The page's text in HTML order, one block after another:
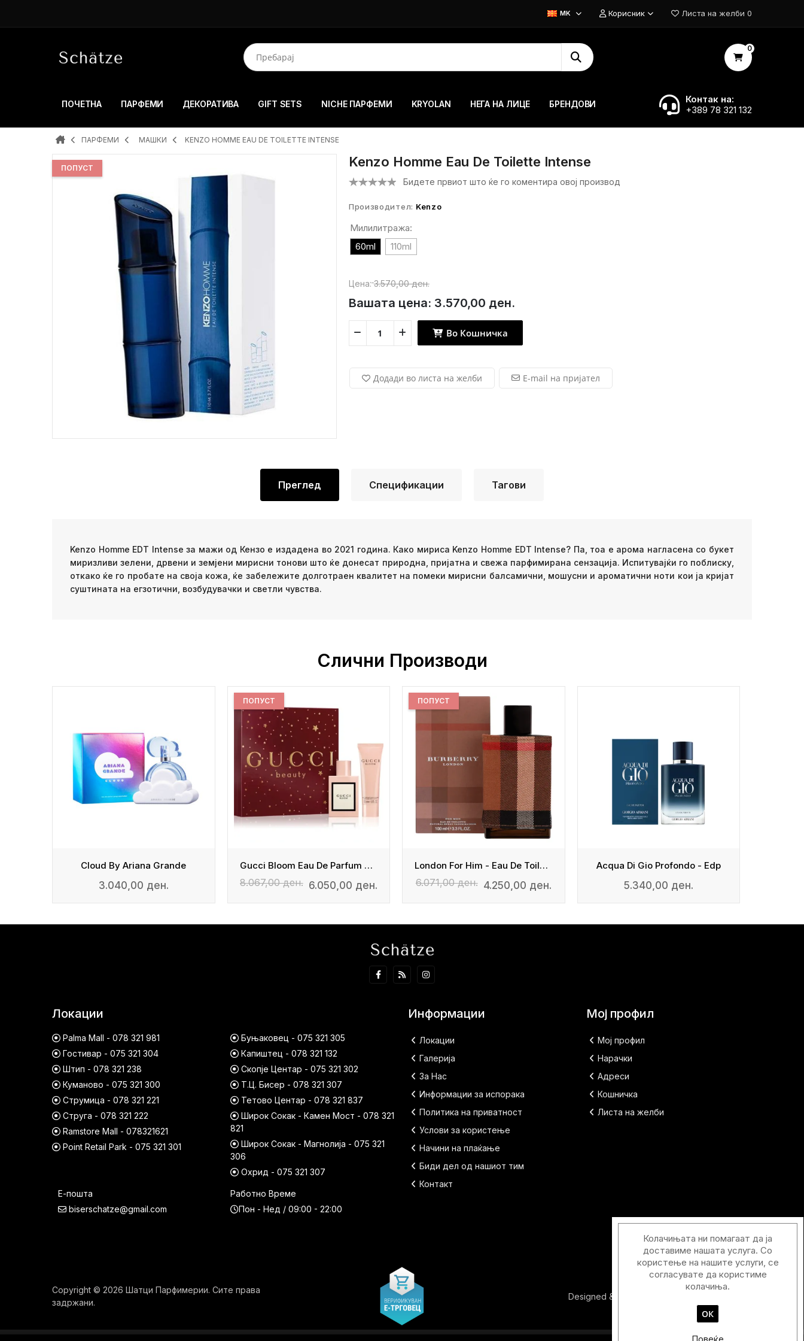
MK Корисник Листа на желби 0
0
ПОЧЕТНА ПАРФЕМИ ДЕКОРАТИВА GIFT SETS NICHE ПАРФЕМИ KRYOLAN НЕГА НА ЛИЦЕ БРЕНДОВИ
Контак на:
+389 78 321 132
ПАРФЕМИ MAШКИ KENZO HOMME EAU DE TOILETTE INTENSE
ПОПУСТ Kenzo Homme Eau De Toilette Intense
Бидете првиот што ќе го коментира овој производ
Производител: Kenzo
Милилитража:
60ml
110ml
Цена: 3.570,00 ден.
Вашата цена: 3.570,00 ден.
Во Кошничка
Додади во листа на желби E-mail на пријател
Преглед Спецификации Тагови
Kenzo Homme EDT Intense за мажи од Кензо e издадена во 2021 година. Како мириса Kenzo Homme EDT Intense? Па, тоа е арома нагласена со букет
миризливи зелени, дрвени и земјени мирисни тонови што ќе донесат природна, пријатна и свежа парфимирана сензација. Испитувајќи го поблиску,
откако ќе го пробате на своја кожа, ќе забележите долготраен квалитет на помеки мирисни балсамични, мошусни и ароматични ноти кои ја кријат
суштината на егзотични, возбудувачки и светли чувства.
Слични Производи
Cloud By Ariana Grande
3.040,00 ден.
Gucci Bloom Eau De Parfum 50ml + Body Lotion 50ml
ПОПУСТ
8.067,00 ден. 6.050,00 ден.
London For Him - Eau De Toilette
ПОПУСТ
6.071,00 ден. 4.250,00 ден.
Acqua Di Gio Profondo - Edp
5.340,00 ден.
Локации
Palma Mall - 078 321 981
Гостивар - 075 321 304
Штип - 078 321 238
Куманово - 075 321 300
Струмица - 078 321 221
Струга - 078 321 222
Ramstore Mall - 078321621
Point Retail Park - 075 321 301
Буњаковец - 075 321 305
Капиштец - 078 321 132
Скопје Центар - 075 321 302
Т.Ц. Бисер - 078 321 307
Тетово Центар - 078 321 837
Широк Сокак - Камен Мост - 078 321
821
Широк Сокак - Магнолија - 075 321
306
Охрид - 075 321 307
Е-пошта
biserschatze@gmail.com
Работно Време
Пон - Нед / 09:00 - 22:00
Информации
Локации
Галерија
За Нас
Информации за испорака
Политика на приватност
Услови за користење
Начини на плаќање
Биди дел од нашиот тим
Контакт
Мој профил
Мој профил
Нарачки
Адреси
Кошничка
Листа на желби
Copyright © 2026 Шатци Парфимерии. Сите права
задржани.
Designed & Developed with
Колачињата ни помагаат да ја
доставиме нашата услуга. Со
користење на нашите услуги, се
согласувате да користиме
колачиња.
ОК